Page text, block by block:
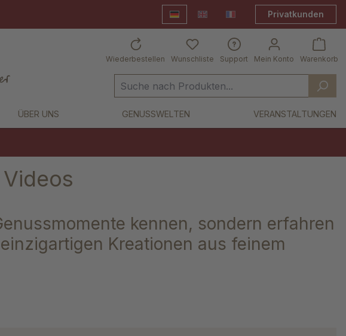
Deutsch Frankreich Shop
Privatkunden
Wiederbestellen Mein Konto
Wunschliste Support Warenkorb
ÜBER UNS GENUSSWELTEN VERANSTALTUNGEN
kennen, sondern erfahren
Kreationen aus feinem